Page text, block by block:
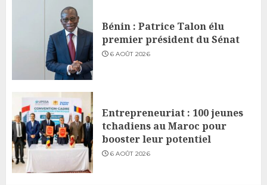
Bénin : Patrice Talon élu
premier président du Sénat
6 AOÛT 2026
Entrepreneuriat : 100 jeunes
tchadiens au Maroc pour
booster leur potentiel
6 AOÛT 2026